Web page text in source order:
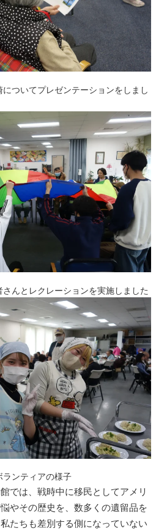
ついてプレゼンテーションをしまし
んとレクレーションを実施しました
ンティアの様子
では、戦時中に移民としてアメリ
やその歴史を、数多くの遺留品を
たちも差別する側になっていない